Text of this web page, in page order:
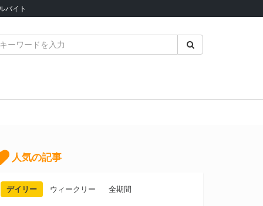
バイト
人気の記事
デイリー ウィークリー 全期間